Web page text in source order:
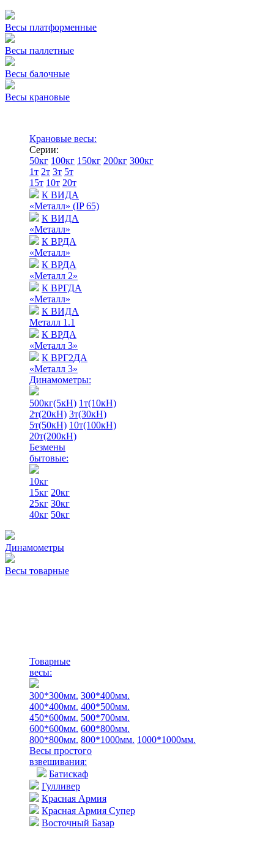
Весы платформенные
Весы паллетные
Весы балочные
Весы крановые
Крановые весы:
Серии:
50кг 100кг 150кг 200кг 300кг
1т 2т 3т 5т
15т 10т 20т
К ВИДА
«Металл» (IP 65)
К ВИДА
«Металл»
К ВРДА
«Металл»
К ВРДА
«Металл 2»
К ВРГДА
«Металл»
К ВИДА
Металл 1.1
К ВРДА
«Металл 3»
К ВРГ2ДА
«Металл 3»
Динамометры:
500кг(5кН) 1т(10кН)
2т(20кН) 3т(30кН)
5т(50кН) 10т(100кН)
20т(200кН)
Безмены
бытовые:
10кг
15кг 20кг
25кг 30кг
40кг 50кг
Динамометры
Весы товарные
Товарные
весы:
300*300мм. 300*400мм.
400*400мм. 400*500мм.
450*600мм. 500*700мм.
600*600мм. 600*800мм.
800*800мм. 800*1000мм. 1000*1000мм.
Весы простого
взвешивания:
Батискаф
Гулливер
Красная Армия
Красная Армия Супер
Восточный Базар